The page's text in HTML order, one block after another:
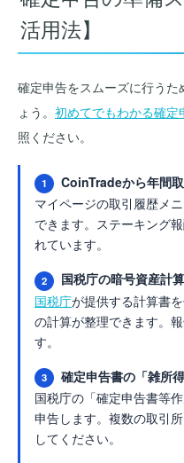
活用法】
確定申告をスムーズに行う
ょう。 初めてでもわかる確定
照ください。
1
CoinTradeから年間
マイページの取引履歴メ
できます。ステーキング
れています。
2
国税庁の暗号資産計
国税庁が提供する計算書
の計算が整理できます。
す。
3
確定申告書の「雑所
国税庁の「確定申告書等
申告します。複数の取引
してください。